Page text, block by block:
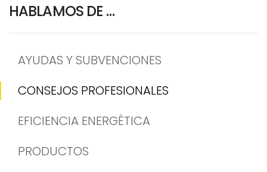
HABLAMOS DE …
AYUDAS Y SUBVENCIONES
CONSEJOS PROFESIONALES
EFICIENCIA ENERGÉTICA
PRODUCTOS